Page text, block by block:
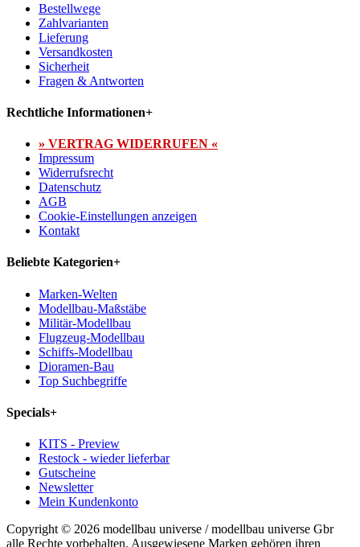
Bestellwege
Zahlvarianten
Lieferung
Versandkosten
Sicherheit
Fragen & Antworten
Rechtliche Informationen+
» VERTRAG WIDERRUFEN «
Impressum
Widerrufsrecht
Datenschutz
AGB
Cookie-Einstellungen anzeigen
Kontakt
Beliebte Kategorien+
Marken-Welten
Modellbau-Maßstäbe
Militär-Modellbau
Flugzeug-Modellbau
Schiffs-Modellbau
Dioramen-Bau
Top Suchbegriffe
Specials+
KITS - Preview
Restock - wieder lieferbar
Gutscheine
Newsletter
Mein Kundenkonto
Copyright © 2026 modellbau universe / modellbau universe Gbr
alle Rechte vorbehalten. Ausgewiesene Marken gehören ihren